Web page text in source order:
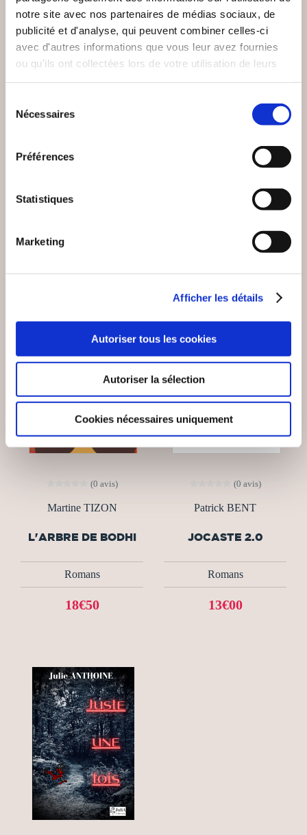
notre site avec nos partenaires de médias sociaux, de
publicité et d'analyse, qui peuvent combiner celles-ci
avec d'autres informations que vous leur avez fournies
ou qu'ils ont collectées lors de votre utilisation de leurs
Nécessaires
Préférences
Statistiques
Marketing
Afficher les détails
Autoriser tous les cookies
Autoriser la sélection
Cookies nécessaires uniquement
УСПЕТЬ В
(0 avis)
(0 avis)
Martine TIZON
L'ARBRE DE BODHI
Romans
18€50
(0 avis)
Patrick BENT
JOCASTE 2.0
Romans
13€00